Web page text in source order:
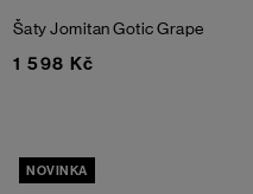
Šaty JomitanGotic Grape
1 598 Kč
NOVINKA